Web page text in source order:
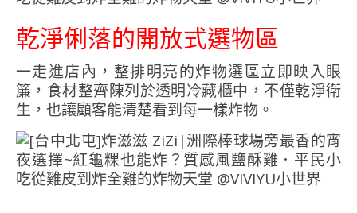
乾淨俐落的開放式選物區
一走進店內，整排明亮的炸物選區立即映入眼
簾，食材整齊陳列於透明冷藏櫃中，不僅乾淨衛
生，也讓顧客能清楚看到每一樣炸物。